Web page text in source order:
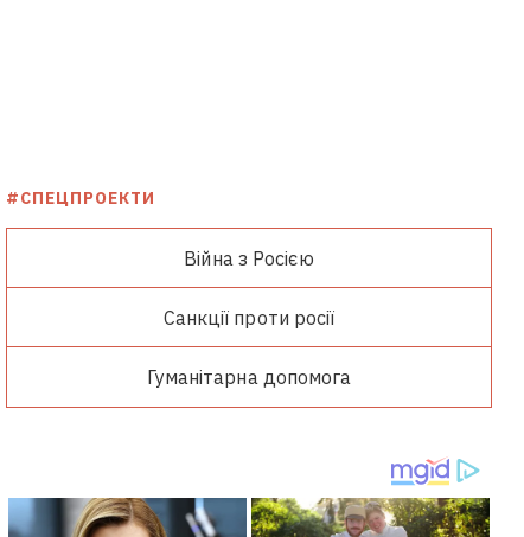
#СПЕЦПРОЕКТИ
Війна з Росією
Санкції проти росії
Гуманітарна допомога